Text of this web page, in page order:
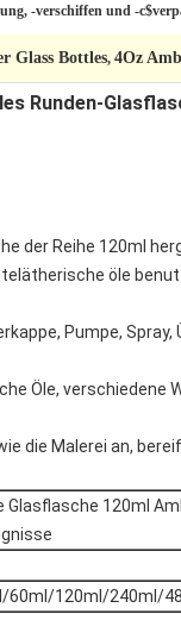
-verschiffen und -
Glass Bottles, 4Oz
Runden-
der Reihe 120ml
öle
Pumpe, Spray,
Öle, verschiedene
die Malerei an,
Glasflasche 120ml
60ml/120ml/240ml/